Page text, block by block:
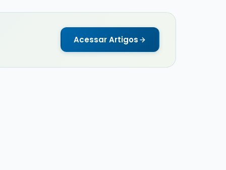
Acessar Artigos